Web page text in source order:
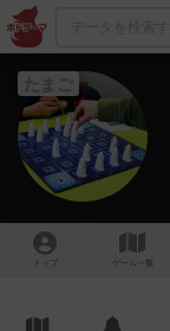
たまご
トップ ゲーム一覧